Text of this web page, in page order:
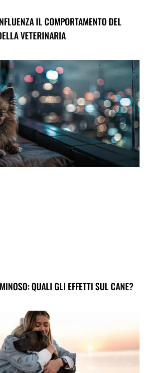
IL COMPORTAMENTO DEL
VETERINARIA
QUALI GLI EFFETTI SUL CANE?